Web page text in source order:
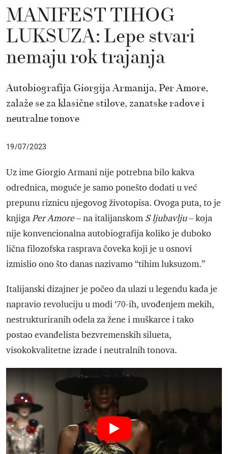
MANIFEST TIHOG
LUKSUZA: Lepe stvari
nemaju rok trajanja
Autobiografija Giorgija Armanija, Per Amore,
zalaže se za klasične stilove, zanatske radove i
neutralne tonove
19/07/2023
Uz ime Giorgio Armani nije potrebna bilo kakva
odrednica, moguće je samo ponešto dodati u već
prepunu riznicu njegovog životopisa. Ovoga puta, to je
knjigaPer Amore– na italijanskom S ljubavlju– koja
nije konvencionalna autobiografija koliko je duboko
lična filozofska rasprava čoveka koji je u osnovi
izmislio ono što danas nazivamo “tihim luksuzom.”
Italijanski dizajner je počeo da ulazi u legendu kada je
napravio revoluciju u modi ‘70-ih, uvođenjem mekih,
nestrukturiranih odela za žene i muškarce i tako
postao evanđelista bezvremenskih silueta,
visokokvalitetne izrade i neutralnih tonova.